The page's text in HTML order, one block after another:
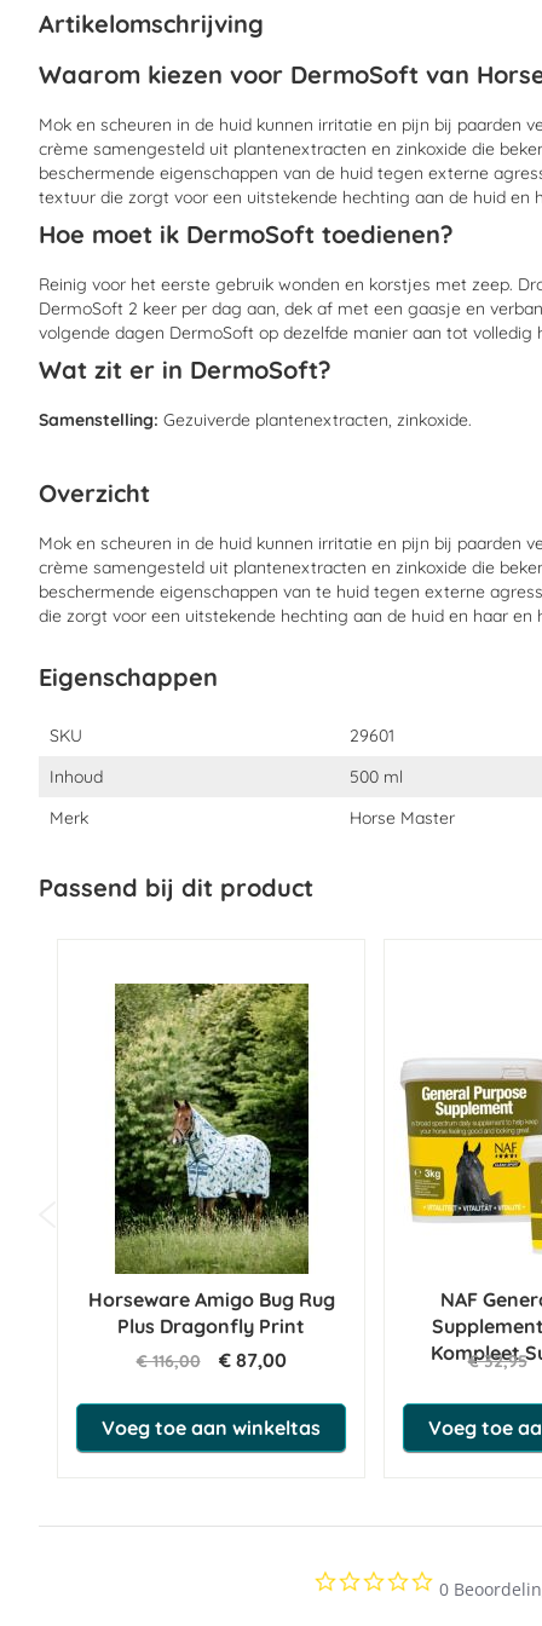
van
afbeeldingen-
Artikelomschrijving
Waarom kiezen voor DermoSoft van
Mok en scheuren in de huid kunnen irritatie en pijn bij paarden
crème samengesteld uit plantenextracten en zinkoxide die
beschermende eigenschappen van de huid tegen externe
textuur die zorgt voor een uitstekende hechting aan de huid en
Hoe moet ik DermoSoft toedienen?
Reinig voor het eerste gebruik wonden en korstjes met zeep.
DermoSoft 2 keer per dag aan, dek af met een gaasje en
volgende dagen DermoSoft op dezelfde manier aan tot volledig
Wat zit er in DermoSoft?
Samenstelling: Gezuiverde plantenextracten, zinkoxide.
Overzicht
Mok en scheuren in de huid kunnen irritatie en pijn bij paarden
crème samengesteld uit plantenextracten en zinkoxide die
beschermende eigenschappen van te huid tegen externe
die zorgt voor een uitstekende hechting aan de huid en haar en
Eigenschappen
Eigenschappen
SKU
29601
Inhoud
500 ml
Merk
Horse Master
Passend bij dit product
Horseware Amigo Bug Rug
Plus Dragonfly Print
€ 116,00 € 87,00
Voeg toe aan winkeltas
NAF
Kompleet
€ 32,95
Voeg toe
0.0
star
0